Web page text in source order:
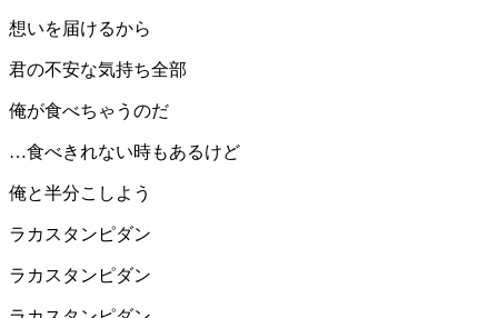
想いを届けるから
君の不安な気持ち全部
俺が食べちゃうのだ
…食べきれない時もあるけど
俺と半分こしよう
ラカスタンピダン
ラカスタンピダン